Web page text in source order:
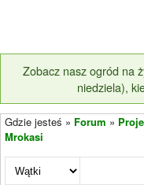
Zobacz nasz ogród na
niedziela),
Gdzie jesteś » Forum »
Mrokasi